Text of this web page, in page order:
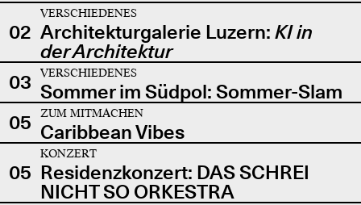
02
VERSCHIEDENES
Architekturgalerie Luzern: KI in
der Architektur
03
VERSCHIEDENES
Sommer im Südpol: Sommer-Slam
05
ZUM MITMACHEN
Caribbean Vibes
05
KONZERT
Residenzkonzert: DAS SCHREI
NICHT SO ORKESTRA